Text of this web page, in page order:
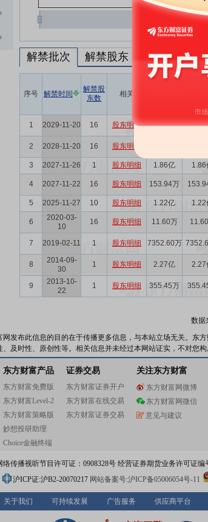
解禁批次 解禁股东
序号 解禁时间
解禁股
东数
相关
1 2029-11-20 16 股东明细 205.25万
2 2028-11-20 16 股东明细
3 2027-11-26 1 股东明细 1.86亿 1.86
4 2027-11-22 16 股东明细 153.94万
5 2025-11-27 10 股东明细 1.22亿 1.22
6
2020-03-
10
16 股东明细 11.60万
7 2019-02-11 1 股东明细 7352.60万
8
2014-09-
30
1 股东明细 2.27亿 2.27
9
2013-10-
22
1 股东明细 355.45万
数据
网发布此信息的目的在于传播更多信息，与本站立场无关。东
及时性、原创性等。相关信息并未经过本网站证实，不对您
东方财富产品
东方财富免费版
东方财富Level-2
东方财富策略版
妙想投研助理
Choice金融终端
证券交易
东方财富证券开户
东方财富在线交易
东方财富证券交易
关注东方财富
东方财富网微博
东方财富网微信
意见与建议
络传播视听节目许可证：0908328号 经营证券期货业务许可证编
沪ICP证:沪B2-20070217 网站备案号:沪ICP备05006054号-11
关于我们 可持续发展 广告服务 供应商平台